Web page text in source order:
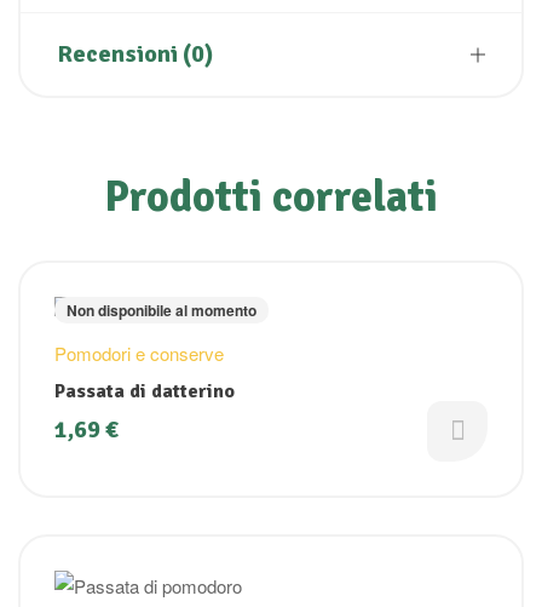
Recensioni (0)
Prodotti correlati
Non disponibile al momento
Pomodori e conserve
Passata di datterino
1,69€